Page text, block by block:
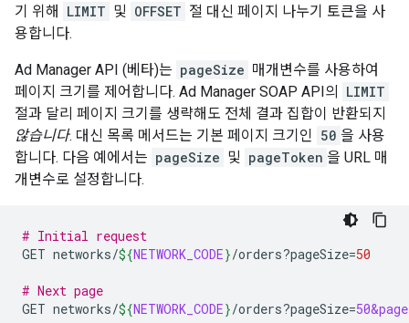
기 위해
LIMIT 및 OFFSET 절 대신 페이지 나누기 토큰을 사
용합니다.
Ad Manager API (베타)는 pageSize 매개변수를 사용하여
페이지 크기를 제어합니다. Ad Manager SOAP API의
LIMIT
절과 달리 페이지 크기를 생략해도 전체 결과 집합이 반환되지
않습니다. 대신 목록 메서드는 기본 페이지 크기인 50 을 사용
합니다. 다음 예에서는 pageSize 및 pageToken 을 URL 매
개변수로 설정합니다.
# Initial request
GET networks/${NETWORK_CODE}/orders?pageSize=50
# Next page
GET networks/${NETWORK_CODE}/orders?pageSize=